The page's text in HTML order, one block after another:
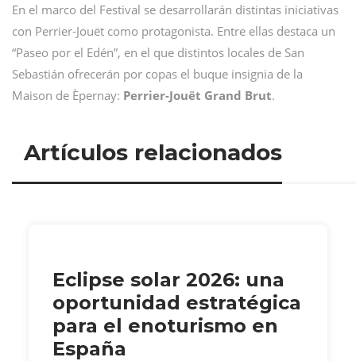
En el marco del Festival se desarrollarán distintas iniciativas
con Perrier-Jouët como protagonista. Entre ellas destaca un
“Paseo por el Edén”, en el que distintos locales de San
Sebastián ofrecerán por copas el buque insignia de la
Maison de Èpernay: Perrier-Jouët Grand Brut.
Artículos relacionados
Eclipse solar 2026: una
oportunidad estratégica
para el enoturismo en
España